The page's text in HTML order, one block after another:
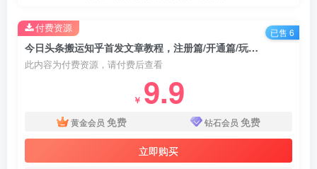
今日头条搬运知乎首发文章教程，注册篇/开通篇/玩法框架介绍篇/指令篇/实操篇等
此内容为付费资源，请付费后查看
￥ 9.9
黄金会员 免费 钻石会员 免费
立即购买
付费资源 已售 6